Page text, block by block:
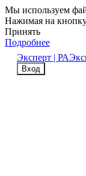
Мы используем
Нажимая на
Принять
Подробнее
Эксперт | РА
Вход